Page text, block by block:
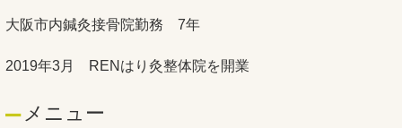
大阪市内鍼灸接骨院勤務 7年
2019年3月 RENはり灸整体院を開業
メニュー